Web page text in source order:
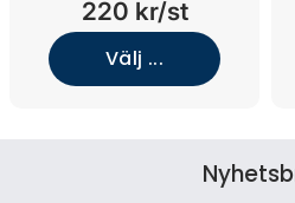
220 kr/st
Välj ...